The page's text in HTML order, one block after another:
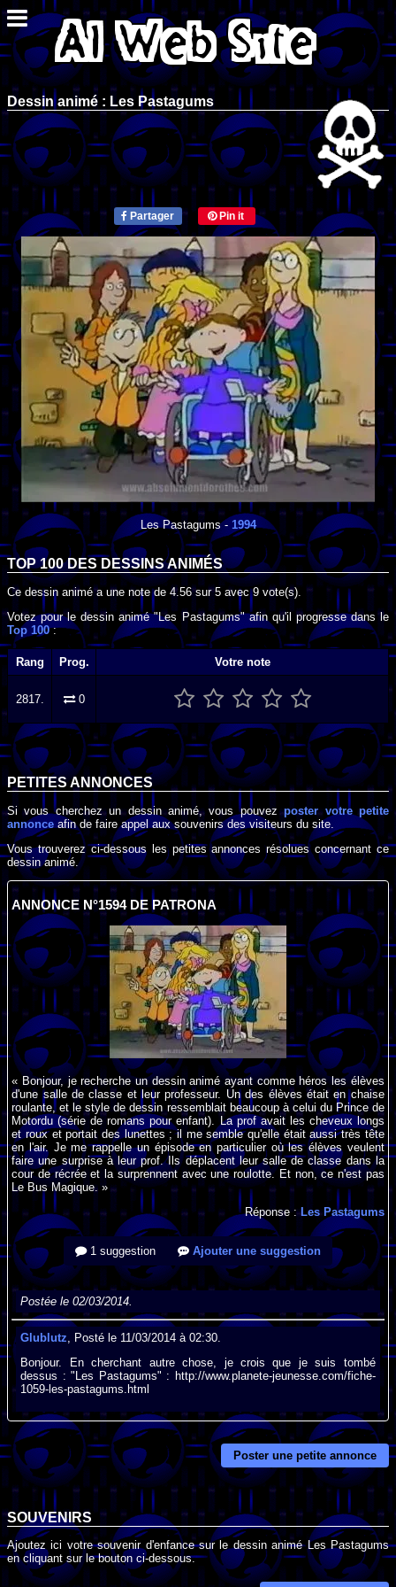
Dessin animé : Les Pastagums
Partager Pin it
Les Pastagums- 1994
TOP 100 DES DESSINS ANIMÉS
Ce dessin animé a une note de 4.56sur5 avec9 vote(s).
Votez pour le dessin animé "Les Pastagums" afin qu'il progresse dans le
Top 100:
Rang Prog. Votre note
2817. 0
PETITES ANNONCES
Si vous cherchez un dessin animé, vous pouvezposter votre petite
annonce afin de faire appel aux souvenirs des visiteurs du site.
Vous trouverez ci-dessous les petites annonces résolues concernant ce
dessin animé.
ANNONCE N°1594 DE PATRONA
« Bonjour, je recherche un dessin animé ayant comme héros les élèves
d'une salle de classe et leur professeur. Un des élèves était en chaise
roulante, et le style de dessin ressemblait beaucoup à celui du Prince de
Motordu (série de romans pour enfant). La prof avait les cheveux longs
et roux et portait des lunettes ; il me semble qu'elle était aussi très tête
en l'air. Je me rappelle un épisode en particulier où les élèves veulent
faire une surprise à leur prof. Ils déplacent leur salle de classe dans la
cour de récrée et la surprennent avec une roulotte. Et non, ce n'est pas
Le Bus Magique. »
Réponse :Les Pastagums
1 suggestion Ajouter une suggestion
Postée le 02/03/2014.
Glublutz , Posté le 11/03/2014 à 02:30.
Bonjour. En cherchant autre chose, je crois que je suis tombé
dessus : "Les Pastagums" : http://www.planete-jeunesse.com/fiche-
1059-les-pastagums.html
Poster une petite annonce
SOUVENIRS
Ajoutez ici votre souvenir d'enfance sur le dessin animé Les Pastagums
en cliquant sur le bouton ci-dessous.